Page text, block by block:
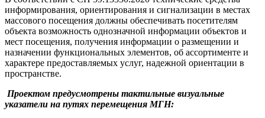
информирования, ориентирования и сигнализации в местах
массового посещения должны обеспечивать посетителям
объекта возможность однозначной информации объектов и
мест посещения, получения информации о размещении и
назначении функциональных элементов, об ассортименте и
характере предоставляемых услуг, надежной ориентации в
пространстве.
Проектом предусмотрены тактильные визуальные
указатели на путях перемещения МГН: